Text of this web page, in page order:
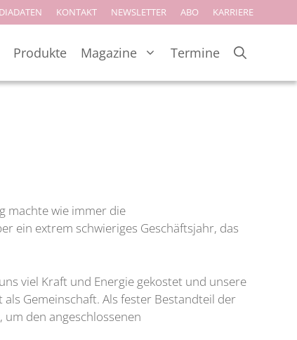
KONTAKT NEWSLETTER ABO KARRIERE
Produkte Magazine Termine
machte wie immer die
ein extrem schwieriges Geschäftsjahr, das
viel Kraft und Energie gekostet und unsere
Gemeinschaft. Als fester Bestandteil der
den angeschlossenen